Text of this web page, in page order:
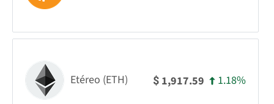
Etéreo (ETH) $ 1,917.59 1.18%